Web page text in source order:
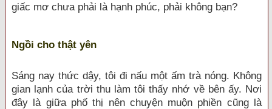
giấc mơ chưa phải là hạnh phúc, phải không bạn?
Ngồi cho thật yên
Sáng nay thức dậy, tôi đi nấu một ấm trà nóng. Không
gian lạnh của trời thu làm tôi thấy nhớ về bên ấy. Nơi
đây là giữa phố thị nên chuyện muộn phiền cũng là